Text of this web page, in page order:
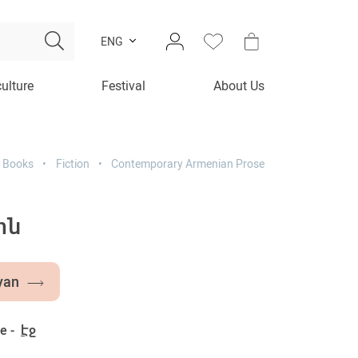
ENG
Festival About Us
Books Fiction Contemporary Armenian Prose
- Էջ